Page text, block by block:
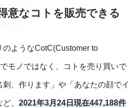
意なコトを販売できる
のようなCotC(Customer to
モノではなく、コトを売り買いで
、作ります」や「あなたの顔でイ
、 2021年3月24日現在447,188件